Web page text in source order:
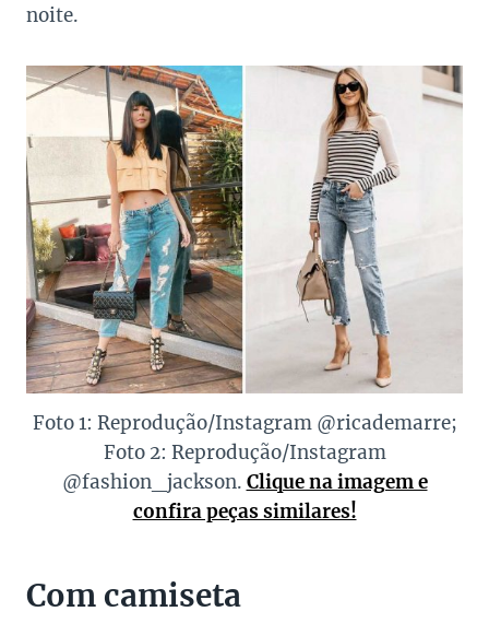
noite.
Foto 1: Reprodução/Instagram @ricademarre;
Foto 2: Reprodução/Instagram
@fashion_jackson. Clique na imagem e
confira peças similares!
Com camiseta